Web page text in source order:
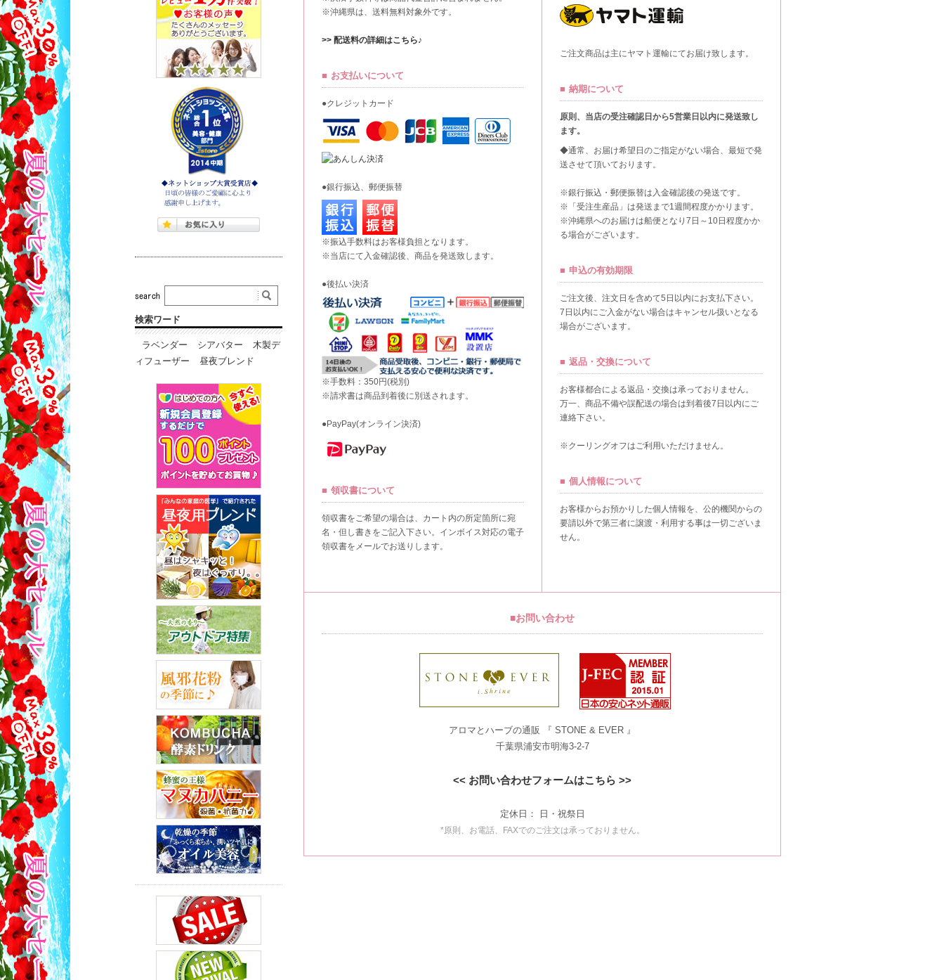
※沖縄県は、送料無料対象外です。
>> 配送料の詳細はこちら♪
お支払いについて
●クレジットカード
●銀行振込、郵便振替
※振込手数料はお客様負担となります。
※当店にて入金確認後、商品を発送致します。
●後払い決済
※手数料：350円(税別)
※請求書は商品到着後に別送されます。
●PayPay(オンライン決済)
領収書について
領収書をご希望の場合は、カート内の所定箇所に宛
名・但し書きをご記入下さい。インボイス対応の電子
領収書をメールでお送りします。
ご注文商品は主にヤマト運輸にてお届け致します。
納期について
原則、当店の受注確認日から5営業日以内に発送致し
ます。
◆通常、お届け希望日のご指定がない場合、最短で発
送させて頂いております。
※銀行振込・郵便振替は入金確認後の発送です。
※「受注生産品」は発送まで1週間程度かかります。
※沖縄県へのお届けは船便となり7日～10日程度かか
る場合がございます。
申込の有効期限
ご注文後、注文日を含めて5日以内にお支払下さい。
7日以内にご入金がない場合はキャンセル扱いとなる
場合がございます。
返品・交換について
お客様都合による返品・交換は承っておりません。
万一、商品不備や誤配送の場合は到着後7日以内にご
連絡下さい。
※クーリングオフはご利用いただけません。
個人情報について
お客様からお預かりした個人情報を、公的機関からの
要請以外で第三者に譲渡・利用する事は一切ございま
せん。
■お問い合わせ
アロマとハーブの通販 『 STONE & EVER 』
千葉県浦安市明海3-2-7
<< お問い合わせフォームはこちら >>
定休日： 日・祝祭日
*原則、お電話、FAXでのご注文は承っておりません。
検索ワード
ラベンダー シアバター
木製デ
ィフューザー
昼夜ブレンド